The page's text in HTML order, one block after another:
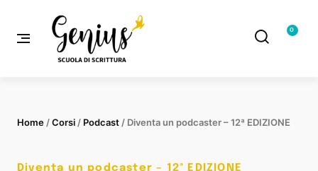
0
Home /Corsi / Podcast / Diventa un podcaster – 12ª EDIZIONE
Diventa un podcaster – 12ª EDIZIONE